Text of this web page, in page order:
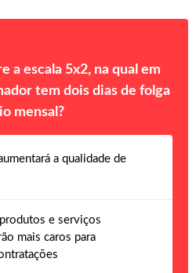
a escala 5x2, na qual em
tem dois dias de folga
mensal?
a qualidade de
e serviços
mais caros para